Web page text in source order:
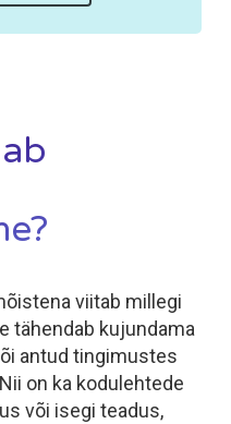
viitab millegi
tähendab kujundama
antud tingimustes
on ka kodulehtede
või isegi teadus,